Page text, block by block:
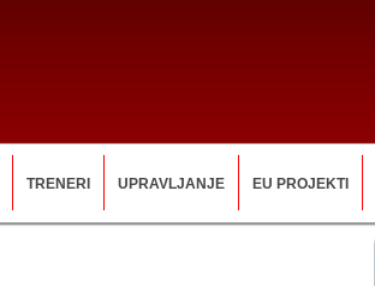
TRENERI UPRAVLJANJE EU PROJEKTI